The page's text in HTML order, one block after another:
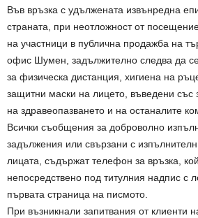
Във връзка с удължeната извънредна
страната, при неотложност от
на участници в публична продажба на
офис Шумен, задължително следва да се
за физическа дистанция, хигиена на
защитни маски на лицето, въведени със
на здравеопазването и на останалите
Всички съобщения за доброволно
задължения или свързани с
лицата, съдържат телефон за връзка,
непосредствено под титулния надпис с
първата страница на писмото.
При възникнали запитвания от клиенти